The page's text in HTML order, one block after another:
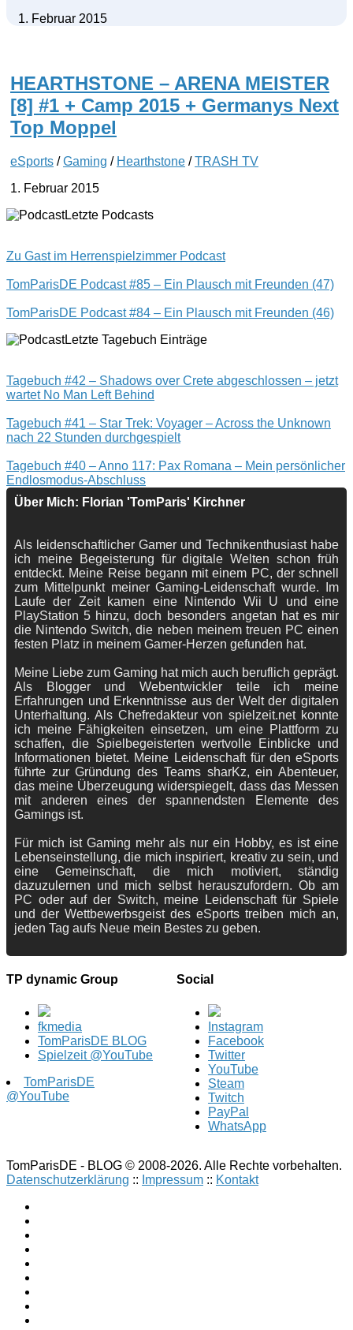
1. Februar 2015
HEARTHSTONE – ARENA MEISTER
[8] #1 + Camp 2015 + Germanys Next
Top Moppel
eSports /Gaming / Hearthstone /TRASH TV
1. Februar 2015
Letzte Podcasts
Zu Gast im Herrenspielzimmer Podcast
TomParisDE Podcast #85 – Ein Plausch mit Freunden (47)
TomParisDE Podcast #84 – Ein Plausch mit Freunden (46)
Letzte Tagebuch Einträge
Tagebuch #42 – Shadows over Crete abgeschlossen – jetzt
wartet No Man Left Behind
Tagebuch #41 – Star Trek: Voyager – Across the Unknown
nach 22 Stunden durchgespielt
Tagebuch #40 – Anno 117: Pax Romana – Mein persönlicher
Endlosmodus-Abschluss
Über Mich: Florian 'TomParis' Kirchner
Als leidenschaftlicher Gamer und Technikenthusiast habe
ich meine Begeisterung für digitale Welten schon früh
entdeckt. Meine Reise begann mit einem PC, der schnell
zum Mittelpunkt meiner Gaming-Leidenschaft wurde. Im
Laufe der Zeit kamen eine Nintendo Wii U und eine
PlayStation 5 hinzu, doch besonders angetan hat es mir
die Nintendo Switch, die neben meinem treuen PC einen
festen Platz in meinem Gamer-Herzen gefunden hat.
Meine Liebe zum Gaming hat mich auch beruflich geprägt.
Als Blogger und Webentwickler teile ich meine
Erfahrungen und Erkenntnisse aus der Welt der digitalen
Unterhaltung. Als Chefredakteur von spielzeit.net konnte
ich meine Fähigkeiten einsetzen, um eine Plattform zu
schaffen, die Spielbegeisterten wertvolle Einblicke und
Informationen bietet. Meine Leidenschaft für den eSports
führte zur Gründung des Teams sharKz, ein Abenteuer,
das meine Überzeugung widerspiegelt, dass das Messen
mit anderen eines der spannendsten Elemente des
Gamings ist.
Für mich ist Gaming mehr als nur ein Hobby, es ist eine
Lebenseinstellung, die mich inspiriert, kreativ zu sein, und
eine Gemeinschaft, die mich motiviert, ständig
dazuzulernen und mich selbst herauszufordern. Ob am
PC oder auf der Switch, meine Leidenschaft für Spiele
und der Wettbewerbsgeist des eSports treiben mich an,
jeden Tag aufs Neue mein Bestes zu geben.
TP dynamic Group
fkmedia
TomParisDE BLOG
Spielzeit @YouTube
TomParisDE
@YouTube
Social
Instagram
Facebook
Twitter
YouTube
Steam
Twitch
PayPal
WhatsApp
TomParisDE - BLOG © 2008-2026. Alle Rechte vorbehalten.
Datenschutzerklärung :: Impressum :: Kontakt